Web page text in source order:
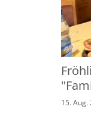
15. Aug.